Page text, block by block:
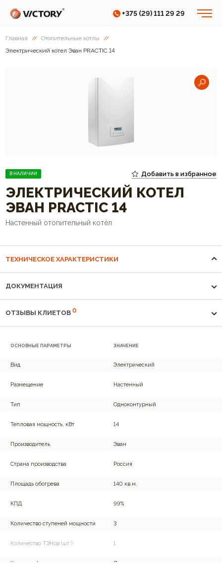
+375 (29) 111 29 29
Главная // Отопительные котлы
//
Электрический котел Эван PRACTIC 14
В НАЛИЧИИ
ЭЛЕКТРИЧЕСКИЙ КОТЕЛ
ЭВАН PRACTIC 14
Настенный отопительный котёл
Добавить в избранное
ТЕХНИЧЕСКОЕ ХАРАКТЕРИСТИКИ
ДОКУМЕНТАЦИЯ
ОТЗЫВЫ КЛИЕТОВ 0
ОСНОВНЫЕ ПАРАМЕТРЫ ЗНАЧЕНИЕ
Вид Электрический
Размещение Настенный
Тип Одноконтурный
Тепловая мощность, кВт 14
Производитель Эван
Страна производства Россия
Площадь обогрева 140 кв.м.
КПД 99%
Количество ступеней мощности 3
Количество ТЭНов (шт.) 1
Контроль t в помещении Да